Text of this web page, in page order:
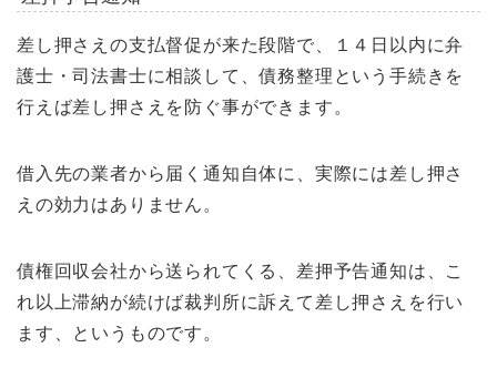
差し押さえの支払督促が来た段階で、１４日以内に弁
護士・司法書士に相談して、債務整理という手続きを
行えば差し押さえを防ぐ事ができます。
借入先の業者から届く通知自体に、実際には差し押さ
えの効力はありません。
債権回収会社から送られてくる、差押予告通知は、こ
れ以上滞納が続けば裁判所に訴えて差し押さえを行い
ます、というものです。